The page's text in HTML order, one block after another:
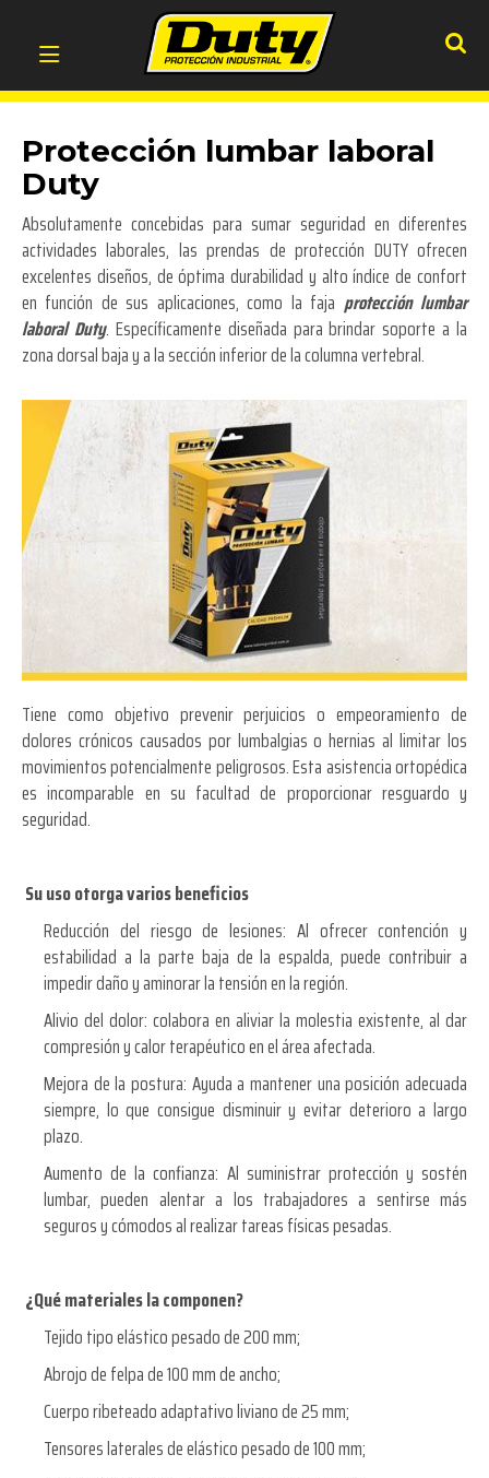
Protección lumbar laboral
Duty
Absolutamente concebidas para sumar seguridad en diferentes
actividades laborales, las prendas de protección DUTY ofrecen
excelentes diseños, de óptima durabilidad y alto índice de confort
en función de sus aplicaciones, como la faja protección lumbar
laboral Duty. Específicamente diseñada para brindar soporte a la
zona dorsal baja y a la sección inferior de la columna vertebral.
Tiene como objetivo prevenir perjuicios o empeoramiento de
dolores crónicos causados por lumbalgias o hernias al limitar los
movimientos potencialmente peligrosos. Esta asistencia ortopédica
es incomparable en su facultad de proporcionar resguardo y
seguridad.
Su uso otorga varios beneficios
Reducción del riesgo de lesiones: Al ofrecer contención y
estabilidad a la parte baja de la espalda, puede contribuir a
impedir daño y aminorar la tensión en la región.
Alivio del dolor: colabora en aliviar la molestia existente, al dar
compresión y calor terapéutico en el área afectada.
Mejora de la postura: Ayuda a mantener una posición adecuada
siempre, lo que consigue disminuir y evitar deterioro a largo
plazo.
Aumento de la confianza: Al suministrar protección y sostén
lumbar, pueden alentar a los trabajadores a sentirse más
seguros y cómodos al realizar tareas físicas pesadas.
¿Qué materiales la componen?
Tejido tipo elástico pesado de 200 mm;
Abrojo de felpa de 100 mm de ancho;
Cuerpo ribeteado adaptativo liviano de 25 mm;
Tensores laterales de elástico pesado de 100 mm;